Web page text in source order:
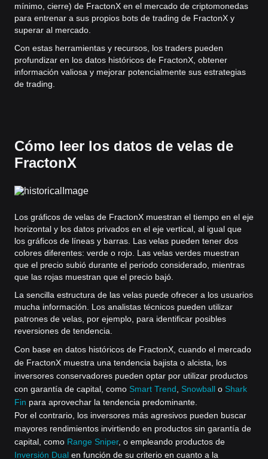
mínimo, cierre) de FractonX en el mercado de criptomonedas
para entrenar a sus propios bots de trading de FractonX y
superar al mercado.
Con estas herramientas y recursos, los traders pueden
profundizar en los datos históricos de FractonX, obtener
información valiosa y mejorar potencialmente sus estrategias
de trading.
Cómo leer los datos de velas de
FractonX
Los gráficos de velas de FractonX muestran el tiempo en el eje
horizontal y los datos privados en el eje vertical, al igual que
los gráficos de líneas y barras. Las velas pueden tener dos
colores diferentes: verde o rojo. Las velas verdes muestran
que el precio subió durante el periodo considerado, mientras
que las rojas muestran que el precio bajó.
La sencilla estructura de las velas puede ofrecer a los usuarios
mucha información. Los analistas técnicos pueden utilizar
patrones de velas, por ejemplo, para identificar posibles
reversiones de tendencia.
Con base en datos históricos de FractonX, cuando el mercado
de FractonX muestra una tendencia bajista o alcista, los
inversores conservadores pueden optar por utilizar productos
con garantía de capital, como Smart Trend Snowball o Shark
Fin para aprovechar la tendencia predominante.
Por el contrario, los inversores más agresivos pueden buscar
mayores rendimientos invirtiendo en productos sin garantía de
capital, como Range Sniper, o empleando productos de
Inversión Dual en función de su criterio en cuanto a la